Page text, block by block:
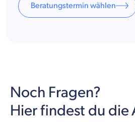
Beratungstermin wählen
Noch Fragen?
Hier findest du